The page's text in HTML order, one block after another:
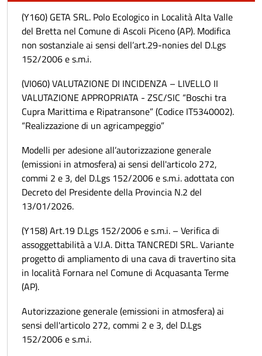
(Y160) GETA SRL. Polo Ecologico in Località Alta Valle
del Bretta nel Comune di Ascoli Piceno (AP). Modifica
non sostanziale ai sensi dell’art.29-nonies del D.Lgs
152/2006 e s.m.i.
(VI060) VALUTAZIONE DI INCIDENZA – LIVELLO II
VALUTAZIONE APPROPRIATA - ZSC/SIC “Boschi tra
Cupra Marittima e Ripatransone” (Codice IT5340002).
“Realizzazione di un agricampeggio”
Modelli per adesione all’autorizzazione generale
(emissioni in atmosfera) ai sensi dell'articolo 272,
commi 2 e 3, del D.Lgs 152/2006 e s.m.i. adottata con
Decreto del Presidente della Provincia N.2 del
13/01/2026.
(Y158) Art.19 D.Lgs 152/2006 e s.m.i. – Verifica di
assoggettabilità a V.I.A. Ditta TANCREDI SRL. Variante
progetto di ampliamento di una cava di travertino sita
in località Fornara nel Comune di Acquasanta Terme
(AP).
Autorizzazione generale (emissioni in atmosfera) ai
sensi dell'articolo 272, commi 2 e 3, del D.Lgs
152/2006 e s.m.i.